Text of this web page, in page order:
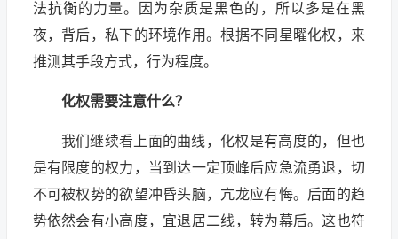
法抗衡的力量。因为杂质是黑色的，所以多是在黑
夜，背后，私下的环境作用。根据不同星曜化权，来
推测其手段方式，行为程度。
化权需要注意什么？
我们继续看上面的曲线，化权是有高度的，但也
是有限度的权力，当到达一定顶峰后应急流勇退，切
不可被权势的欲望冲昏头脑，亢龙应有悔。后面的趋
势依然会有小高度，宜退居二线，转为幕后。这也符